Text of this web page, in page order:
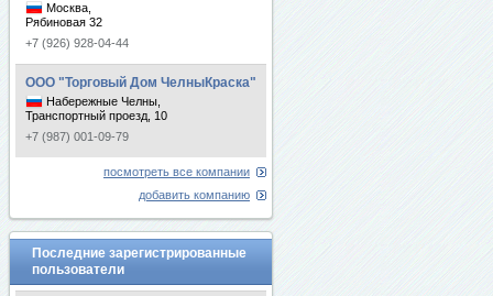
Москва,
Рябиновая 32
+7 (926) 928-04-44
ООО "Торговый Дом ЧелныКраска"
Набережные Челны,
Транспортный проезд, 10
+7 (987) 001-09-79
посмотреть все компании
добавить компанию
Последние зарегистрированные
пользователи